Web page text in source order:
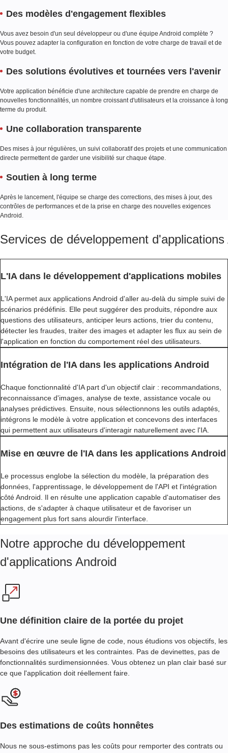
Des modèles d'engagement flexibles
Vous avez besoin d'un seul développeur ou d'une équipe Android complète ?
Vous pouvez adapter la configuration en fonction de votre charge de travail et de
votre budget.
Des solutions évolutives et tournées vers l'avenir
Votre application bénéficie d'une architecture capable de prendre en charge de
nouvelles fonctionnalités, un nombre croissant d'utilisateurs et la croissance à long
terme du produit.
Une collaboration transparente
Des mises à jour régulières, un suivi collaboratif des projets et une communication
directe permettent de garder une visibilité sur chaque étape.
Soutien à long terme
Après le lancement, l'équipe se charge des corrections, des mises à jour, des
contrôles de performances et de la prise en charge des nouvelles exigences
Android.
Services de développement
L'IA dans le développement d'applications mobiles
L'IA permet aux applications Android d'aller au-delà du simple suivi de
scénarios prédéfinis. Elle peut suggérer des produits, répondre aux
questions des utilisateurs, anticiper leurs actions, trier du contenu,
détecter les fraudes, traiter des images et adapter les flux au sein de
l'application en fonction du comportement réel des utilisateurs.
Intégration de l'IA dans les applications Android
Chaque fonctionnalité d'IA part d'un objectif clair : recommandations,
reconnaissance d'images, analyse de texte, assistance vocale ou
analyses prédictives. Ensuite, nous sélectionnons les outils adaptés,
intégrons le modèle à votre application et concevons des interfaces
qui permettent aux utilisateurs d'interagir naturellement avec l'IA.
Mise en œuvre de l'IA dans les applications Android
Le processus englobe la sélection du modèle, la préparation des
données, l'apprentissage, le développement de l'API et l'intégration
côté Android. Il en résulte une application capable d'automatiser des
actions, de s'adapter à chaque utilisateur et de favoriser un
engagement plus fort sans alourdir l'interface.
Notre approche du développement
d'applications Android
Une définition claire de la portée du projet
Avant d'écrire une seule ligne de code, nous étudions vos objectifs, les
besoins des utilisateurs et les contraintes. Pas de devinettes, pas de
fonctionnalités surdimensionnées. Vous obtenez un plan clair basé sur
ce que l'application doit réellement faire.
Des estimations de coûts honnêtes
Nous ne sous-estimons pas les coûts pour remporter des contrats ou